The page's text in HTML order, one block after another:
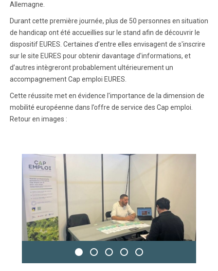
Allemagne.
Durant cette première journée, plus de 50 personnes en situation
de handicap ont été accueillies sur le stand afin de découvrir le
dispositif EURES. Certaines d’entre elles envisagent de s'inscrire
sur le site EURES pour obtenir davantage d'informations, et
d’autres intègreront probablement ultérieurement un
accompagnement Cap emploi EURES.
Cette réussite met en évidence l'importance de la dimension de
mobilité européenne dans l’offre de service des Cap emploi.
Retour en images :